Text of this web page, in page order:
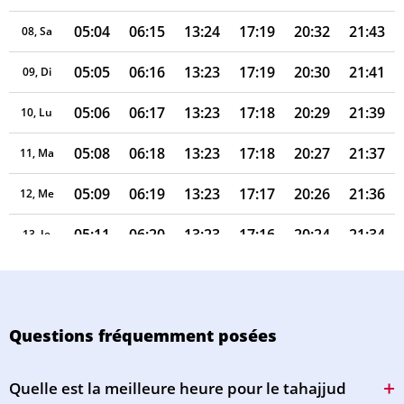
08, Sa 05:04 06:15 13:24 17:19 20:32 21:43
09, Di 05:05 06:16 13:23 17:19 20:30 21:41
10, Lu 05:06 06:17 13:23 17:18 20:29 21:39
11, Ma 05:08 06:18 13:23 17:18 20:27 21:37
12, Me 05:09 06:19 13:23 17:17 20:26 21:36
13, Je 05:11 06:20 13:23 17:16 20:24 21:34
14, Ve 05:12 06:21 13:23 17:15 20:23 21:32
17, Lu 05:16 06:25 13:22 17:13 20:18
Questions fréquemment posées
Quelle est la meilleure heure pour le tahajjud